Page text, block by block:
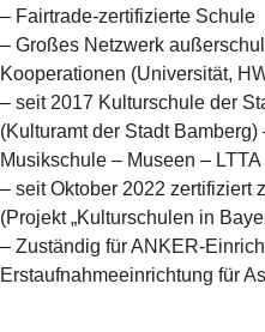
– Fairtrade-zertifizierte Schule
– Großes Netzwerk
Kooperationen (Universität,
– seit 2017 Kulturschule der
(Kulturamt der Stadt
Musikschule – Museen – LTTA
– seit Oktober 2022 zertifiziert
(Projekt „Kulturschulen in
– Zuständig für ANKER-
Erstaufnahmeeinrichtung für